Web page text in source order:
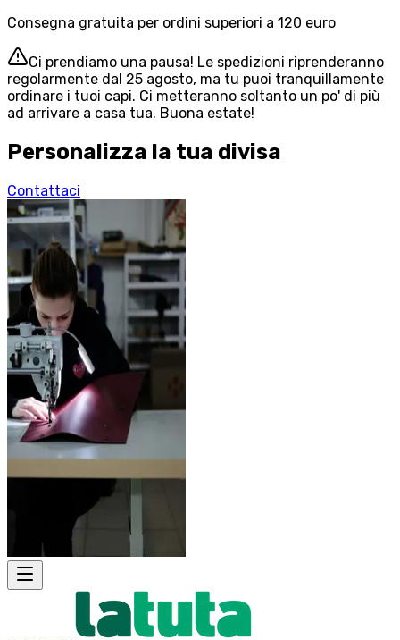
Consegna gratuita per ordini superiori a 120 euro
Ci prendiamo una pausa! Le spedizioni riprenderanno
regolarmente dal 25 agosto, ma tu puoi tranquillamente
ordinare i tuoi capi. Ci metteranno soltanto un po' di più
ad arrivare a casa tua. Buona estate!
Personalizza la tua divisa
Contattaci